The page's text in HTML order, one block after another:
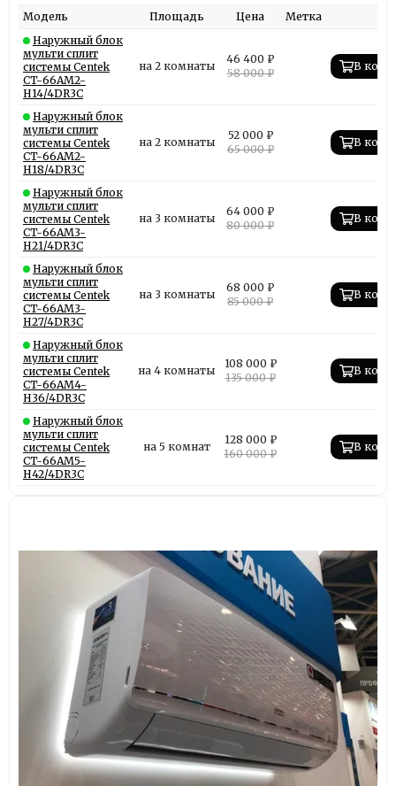
Модель Площадь Цена
Метка
Наружный блок
мульти сплит
системы Centek
CT-66AM2-
H14/4DR3C
на 2 комнаты
46 400 ₽
58 000 ₽
В
Наружный блок
мульти сплит
системы Centek
CT-66AM2-
H18/4DR3C
на 2 комнаты
52 000 ₽
65 000 ₽
В
Наружный блок
мульти сплит
системы Centek
CT-66AM3-
H21/4DR3C
на 3 комнаты
64 000 ₽
80 000 ₽
В
Наружный блок
мульти сплит
системы Centek
CT-66AM3-
H27/4DR3C
на 3 комнаты
68 000 ₽
85 000 ₽
В
Наружный блок
мульти сплит
системы Centek
CT-66AM4-
H36/4DR3C
на 4 комнаты
108 000 ₽
135 000 ₽
В
Наружный блок
мульти сплит
системы Centek
CT-66AM5-
H42/4DR3C
на 5 комнат
128 000 ₽
160 000 ₽
В